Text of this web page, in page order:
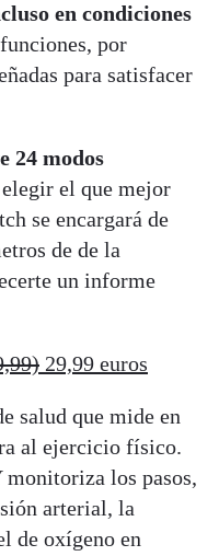
en condiciones
por
para satisfacer
24 modos
el que mejor
se encargará de
de de la
un informe
29,99 euros
salud que mide en
al ejercicio físico.
los pasos,
arterial, la
de oxígeno en